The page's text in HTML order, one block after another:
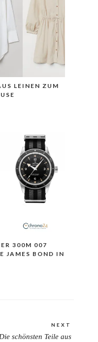
LEINEN ZUM
300M 007
JAMES BOND IN
NEXT
Die schönsten Teile aus